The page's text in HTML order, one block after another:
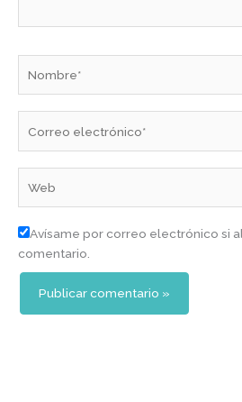
electrónico*
Avísame por correo electrónico si
comentario.